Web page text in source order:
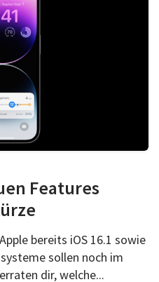
Features
bereits iOS 16.1 sowie
sollen noch im
dir, welche...